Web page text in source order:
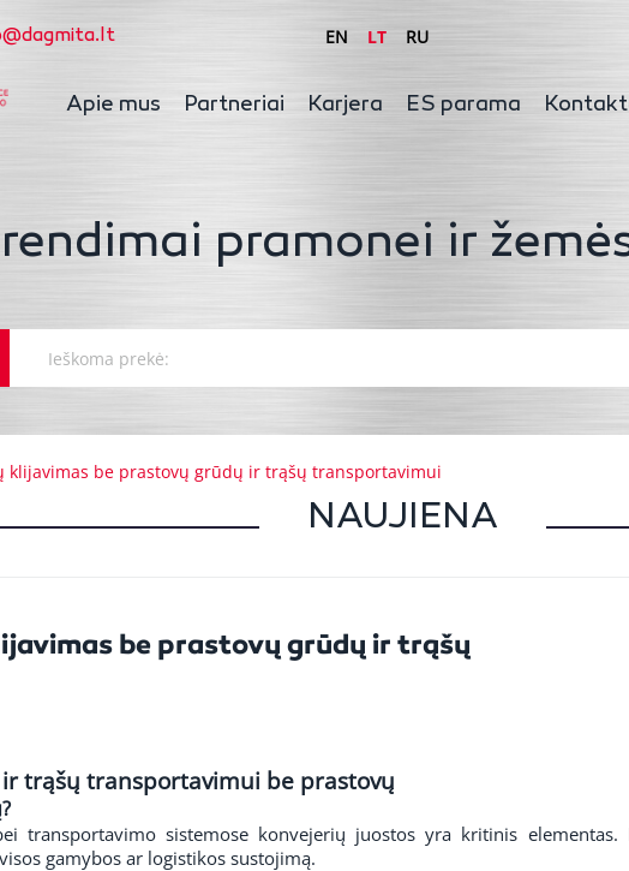
EN LT RU
Apie mus Partneriai Karjera ES parama
pramonei ir
klijavimas be prastovų grūdų ir trąšų transportavimui
NAUJIENA
be prastovų grūdų ir trąšų
trąšų transportavimui be prastovų
transportavimo sistemose konvejerių juostos yra kritinis elementas.
gamybos ar logistikos sustojimą.